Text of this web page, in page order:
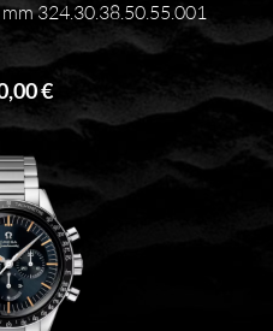
324.30.38.50.55.001
€